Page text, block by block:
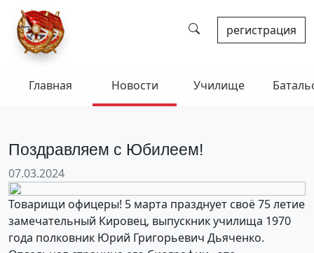
регистрация
Главная Новости Училище
Поздравляем с Юбилеем!
07.03.2024
Товарищи офицеры! 5 марта празднует своё 75 летие
замечательный Кировец, выпускник училища 1970
года полковник Юрий Григорьевич Дьяченко.